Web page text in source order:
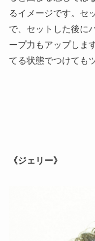
るイメージです。セ
で、セットした後に
ープ力もアップしま
てる状態でつけても
《ジェリー》